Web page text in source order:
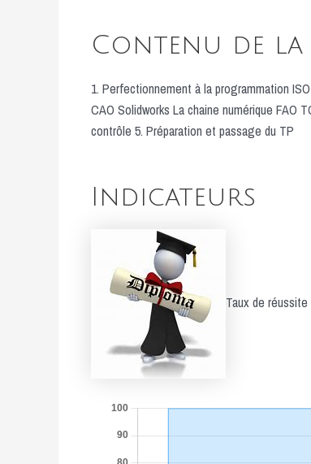
Contenu de
1. Perfectionnement à la programmation
CAO Solidworks La chaine numérique FAO
contrôle 5. Préparation et passage du TP
Indicateurs
Taux de